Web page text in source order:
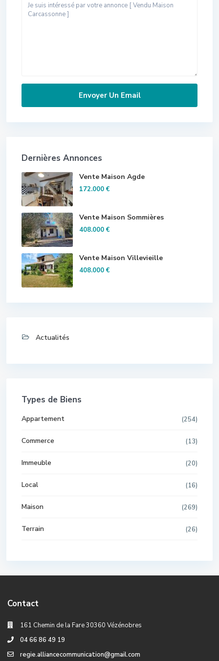
Dernières Annonces
Vente Maison Agde
172.000 €
Vente Maison Sommières
408.000 €
Vente Maison Villevieille
408.000 €
Actualités
Types de Biens
Appartement (254)
Commerce (13)
Immeuble (20)
Local (16)
Maison (269)
Terrain (26)
Contact
161 Chemin de la Fare 30360 Vézénobres
04 66 86 49 19
regie.alliancecommunication@gmail.com